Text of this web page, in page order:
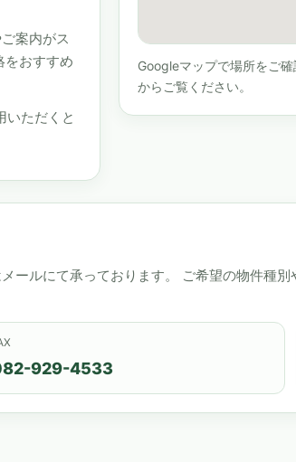
案内がス
をおすすめ
いただくと
Googleマップで場所をご
からご覧ください。
ールにて承っております。 ご希望の物件種
929-4533